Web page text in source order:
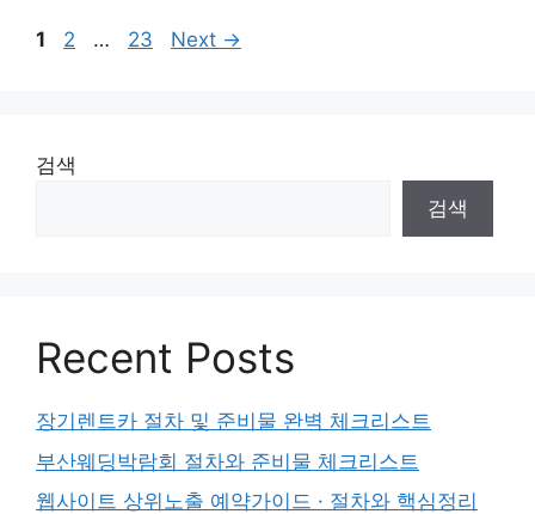
Page
1 Page
2 … Page
23 Next →
검색
검색
Recent Posts
장기렌트카 절차 및 준비물 완벽 체크리스트
부산웨딩박람회 절차와 준비물 체크리스트
웹사이트 상위노출 예약가이드 · 절차와 핵심정리